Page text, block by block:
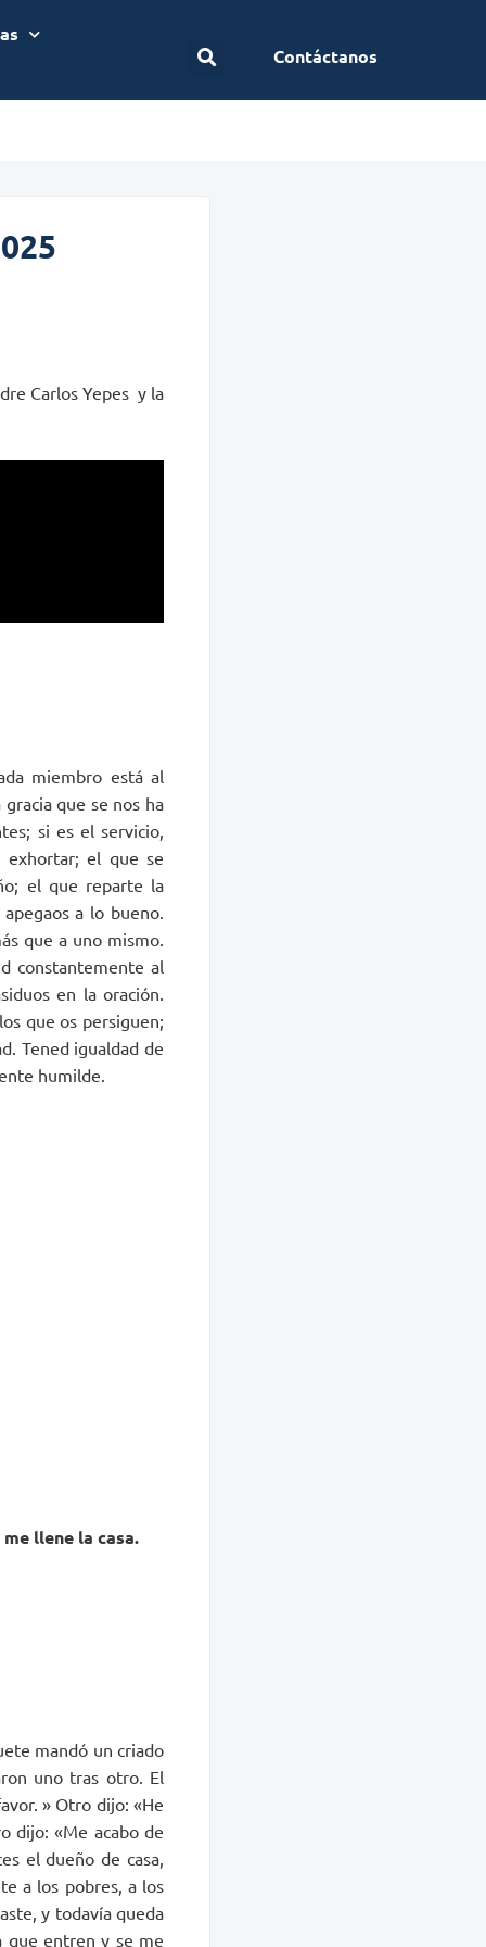
Contáctanos
Carlos Yepes y la
miembro está al
que se nos ha
si es el servicio,
exhortar; el que se
el que reparte la
a lo bueno.
que a uno mismo.
constantemente al
en la oración.
que os persiguen;
Tened igualdad de
humilde.
llene la casa.
mandó un criado
uno tras otro. El
» Otro dijo: «He
dijo: «Me acabo de
el dueño de casa,
a los pobres, a los
y todavía queda
que entren y se me